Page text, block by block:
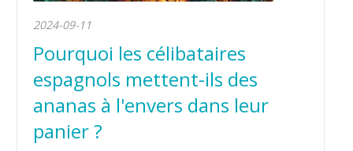
2024-09-11
Pourquoi les célibataires
espagnols mettent-ils des
ananas à l'envers dans leur
panier ?